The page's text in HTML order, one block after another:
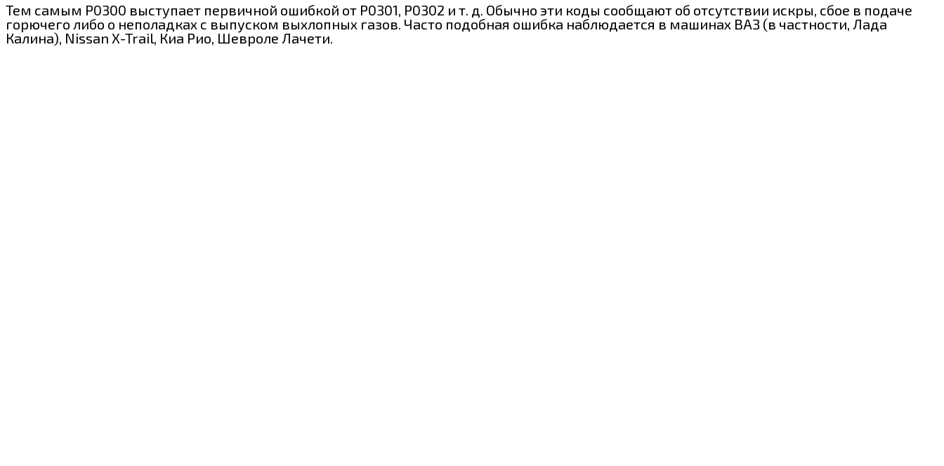
Тем самым Р0300 выступает первичной ошибкой от Р0301, Р0302 и т. д. Обычно эти коды сообщают об отсутствии искры, сбое в подаче
горючего либо о неполадках с выпуском выхлопных газов. Часто подобная ошибка наблюдается в машинах ВАЗ (в частности, Лада
Калина), Nissan X-Trail, Киа Рио, Шевроле Лачети.